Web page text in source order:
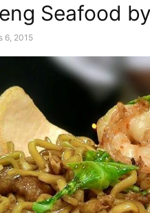
Seafood
6, 2015